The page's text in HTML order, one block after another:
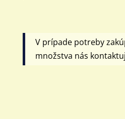
V prípade potreby
množstva nás